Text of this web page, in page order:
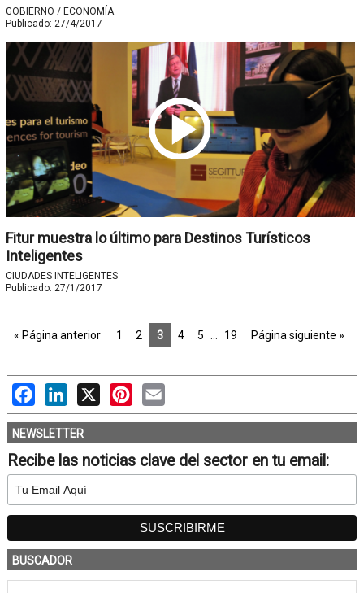
GOBIERNO / ECONOMÍA
Publicado: 27/4/2017
Fitur muestra lo último para Destinos Turísticos
Inteligentes
CIUDADES INTELIGENTES
Publicado: 27/1/2017
« Página anterior 1 2 3 4 5 … 19 Página siguiente »
FacebookLinkedIn Pinterest
NEWSLETTER
Recibe las noticias clave del sector en tu email:
BUSCADOR